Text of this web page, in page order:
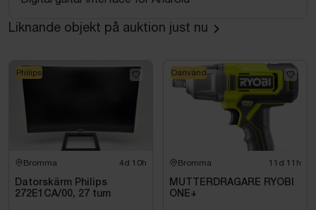
Liknande objekt på auktion just nu
Bromma 4d 10h
Datorskärm Philips
272E1CA/00, 27 tum
Philips
Bromma 11d 11h
MUTTERDRAGARE RYOBI
ONE+
Oanvänd